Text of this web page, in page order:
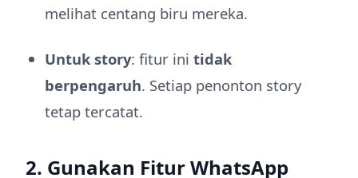
melihat centang biru mereka.
Untuk story: fitur ini tidak
berpengaruh. Setiap penonton story
tetap tercatat.
2. Gunakan Fitur WhatsApp